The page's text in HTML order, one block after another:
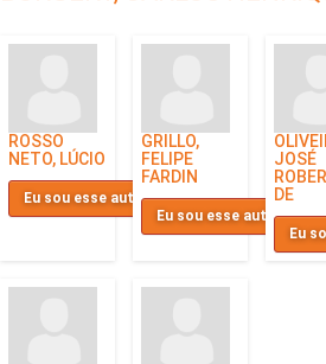
ROSSO
NETO, LÚCIO
Eu sou esse autor
GRILLO,
FELIPE
FARDIN
Eu sou esse autor
JOSÉ
DE
Eu